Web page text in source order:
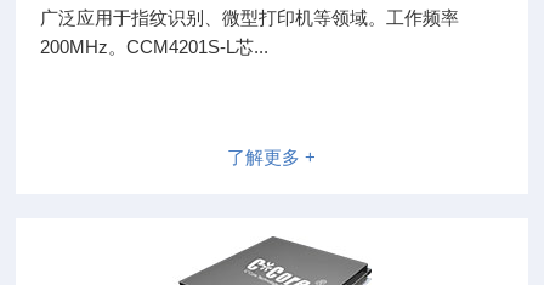
广泛应用于指纹识别、微型打印机等领域。工作频率
200MHz。CCM4201S-L芯...
了解更多 +